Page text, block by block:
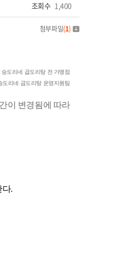
조회수 1,400
첨부파일(1)
승도리네 곱도리탕 전 가맹점
도리네 곱도리탕 운영지원팀
이 변경됨에 따라
.